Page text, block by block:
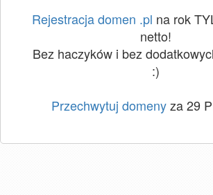
Rejestracja domen .pl na rok
netto!
Bez haczyków i bez
:)
Przechwytuj domenyza 29